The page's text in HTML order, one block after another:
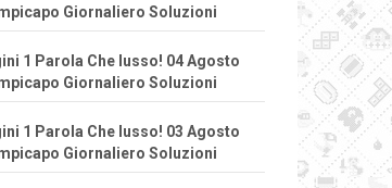
Giornaliero Soluzioni
1 Parola Che lusso! 04 Agosto
Giornaliero Soluzioni
1 Parola Che lusso! 03 Agosto
Giornaliero Soluzioni